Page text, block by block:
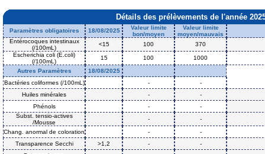
Détails des prélèvements de l'année
Paramètres obligatoires 18/08/2025
Valeur limite
bon/moyen
Valeur limite
moyen/mauvais
Entérocoques intestinaux
(/100mL)
<15 100
370
Escherichia coli (E.coli)
(/100mL)
15 100
1000
Autres Paramètres
18/08/2025
Bactéries coliformes (/100mL)
-
-
Huiles minérales
-
-
Phénols
-
-
Subst. tensio-actives
/Mousse
-
-
Chang. anormal de coloration
-
-
Transparence Secchi
>1,2 -
-